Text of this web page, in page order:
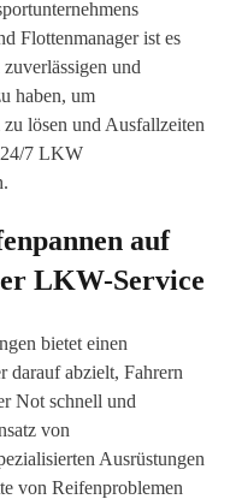
Flottenmanager ist es
und
haben, um
lösen und Ausfallzeiten
24/7 LKW
auf
LKW-Service
bietet einen
darauf abzielt, Fahrern
Not schnell und
von
Ausrüstungen
von Reifenproblemen